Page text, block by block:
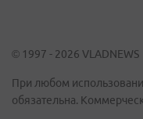
© 1997 - 2026 VLADNEWS
При любом
обязательна.